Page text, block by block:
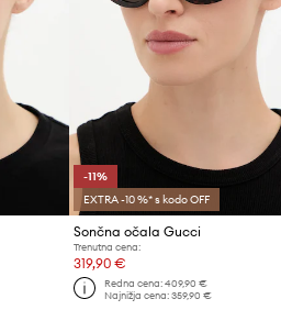
-11%
EXTRA -10 %* s kodo OFF
Sončna očala Gucci
Trenutna cena:
319,90 €
Redna cena: 409,90 €
Najnižja cena: 359,90 €